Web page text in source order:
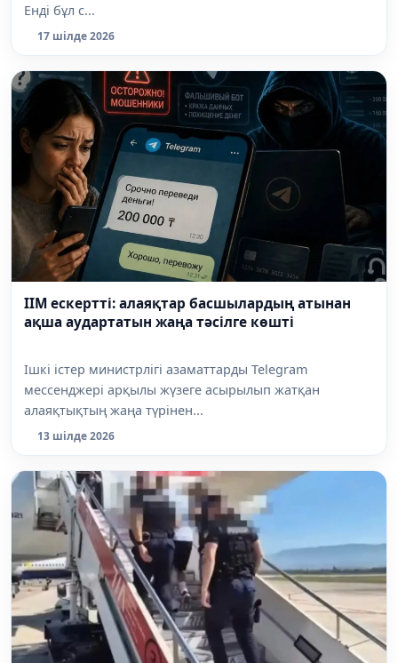
Енді бұл с...
17 шілде 2026
ІІМ ескертті: алаяқтар басшылардың атынан
ақша аудартатын жаңа тәсілге көшті
Ішкі істер министрлігі азаматтарды Telegram
мессенджері арқылы жүзеге асырылып жатқан
алаяқтықтың жаңа түрінен...
13 шілде 2026